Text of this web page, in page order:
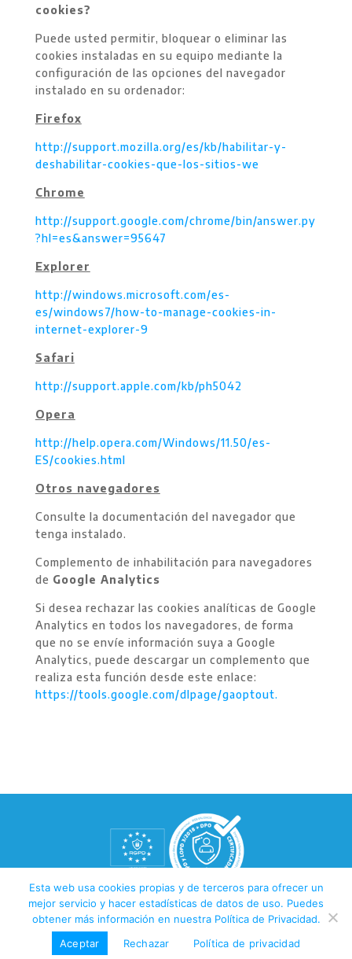
cookies?
Puede usted permitir, bloquear o eliminar las
cookies instaladas en su equipo mediante la
configuración de las opciones del navegador
instalado en su ordenador:
Firefox
http://support.mozilla.org/es/kb/habilitar-y-
deshabilitar-cookies-que-los-sitios-we
Chrome
http://support.google.com/chrome/bin/answer.py
?hl=es&answer=95647
Explorer
http://windows.microsoft.com/es-
es/windows7/how-to-manage-cookies-in-
internet-explorer-9
Safari
http://support.apple.com/kb/ph5042
Opera
http://help.opera.com/Windows/11.50/es-
ES/cookies.html
Otros navegadores
Consulte la documentación del navegador que
tenga instalado.
Complemento de inhabilitación para navegadores
de Google Analytics
Si desea rechazar las cookies analíticas de Google
Analytics en todos los navegadores, de forma
que no se envíe información suya a Google
Analytics, puede descargar un complemento que
realiza esta función desde este enlace:
https://tools.google.com/dlpage/gaoptout.
AVISO LEGAL
POLÍTICA DE PRIVACIDAD
diseño y desarrollo webgisetdesign.com, fotografía Kiko Ausejo
Esta web usa cookies propias y de terceros para ofrecer un
mejor servicio y hacer estadísticas de datos de uso. Puedes
obtener más información en nuestra Política de Privacidad.
Aceptar
Rechazar Política de privacidad